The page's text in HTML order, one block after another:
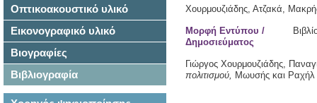
Οπτικοακουστικό υλικό
Εικονογραφικό υλικό
Βιογραφίες
Βιβλιογραφία
Χουρμουζιάδης, Ατζακά,
Μορφή Εντύπου /
Δημοσιεύματος
Γιώργος Χουρμουζιάδης,
πολιτισμού, Μωυσής και